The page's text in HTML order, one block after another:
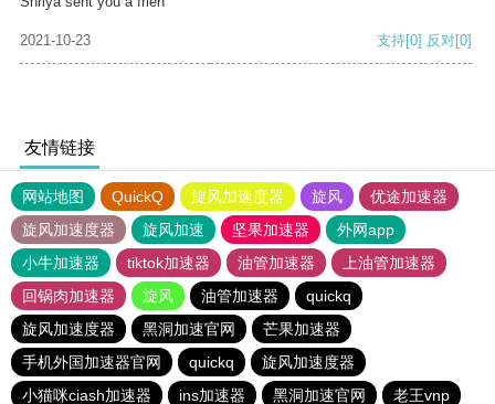
2021-10-23 支持[0] 反对[0]
友情链接
网站地图 QuickQ 旋风加速度器 旋风
优途加速器
旋风加速度器
旋风加速 坚果加速器
外网app
小牛加速器
tiktok加速器 油管加速器
上油管加速器
回锅肉加速器
旋风 油管加速器
quickq
旋风加速度器
黑洞加速官网
芒果加速器
手机外国加速器官网
quickq
旋风加速度器
小猫咪ciash加速器
ins加速器 黑洞加速官网 老王vnp